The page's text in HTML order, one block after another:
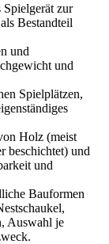
Spielgerät zur
Bestandteil
und
und
Spielplätzen,
Holz (meist
beschichtet) und
und
Bauformen
Auswahl je